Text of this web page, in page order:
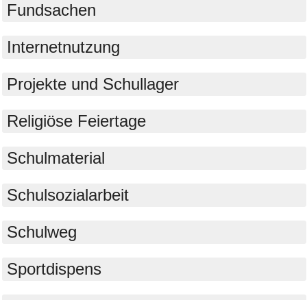
Fundsachen
Internetnutzung
Projekte und Schullager
Religiöse Feiertage
Schulmaterial
Schulsozialarbeit
Schulweg
Sportdispens